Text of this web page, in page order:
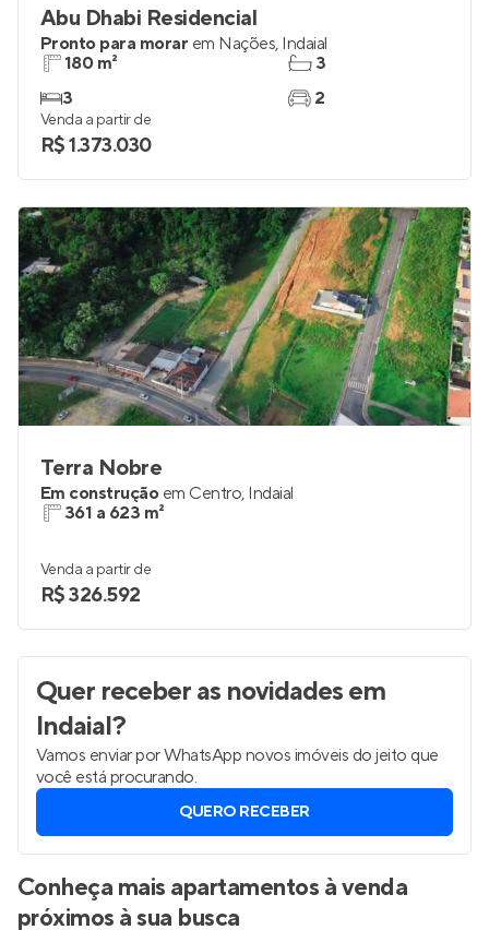
Abu Dhabi Residencial
Pronto para morar em Nações, Indaial
180 m²
3
3
2
Venda a partir de
R$ 1.373.030
Terra Nobre
Em construção em Centro, Indaial
361 a 623 m²
Venda a partir de
R$ 326.592
Quer receber as novidadesem
Indaial?
Vamos enviar por WhatsApp novos imóveis do jeito que
você está procurando.
QUERO RECEBER
Conheça mais apartamentos à venda
próximos à sua busca